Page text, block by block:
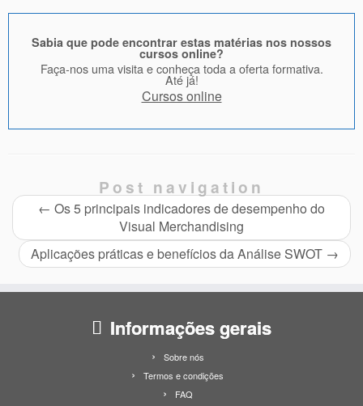
Sabia que pode encontrar estas matérias nos nossos
cursos online?
Faça-nos uma visita e conheça toda a oferta formativa.
Até já!
Cursos online
Post navigation
← Os 5 principais indicadores de desempenho do
Visual Merchandising
Aplicações práticas e benefícios da Análise SWOT →
Informações gerais
Sobre nós
Termos e condições
FAQ